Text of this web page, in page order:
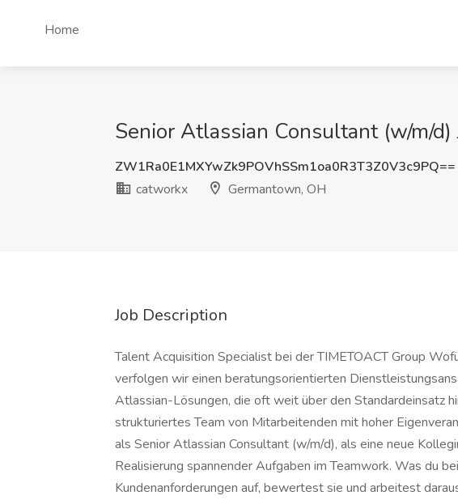
Home
Senior Atlassian Consultant (w/m/
ZW1Ra0E1MXYwZk9POVhSSm1oa0R3T3Z0V3c9PQ==
catworkx
Germantown, OH
Job Description
Talent Acquisition Specialist bei der TIMETOACT Group
verfolgen wir einen beratungsorientierten
Atlassian-Lösungen, die oft weit über den Standardeinsatz
strukturiertes Team von Mitarbeitenden mit hoher
als Senior Atlassian Consultant (w/m/d), als eine neue
Realisierung spannender Aufgaben im Teamwork. Was du
Kundenanforderungen auf, bewertest sie und arbeitest